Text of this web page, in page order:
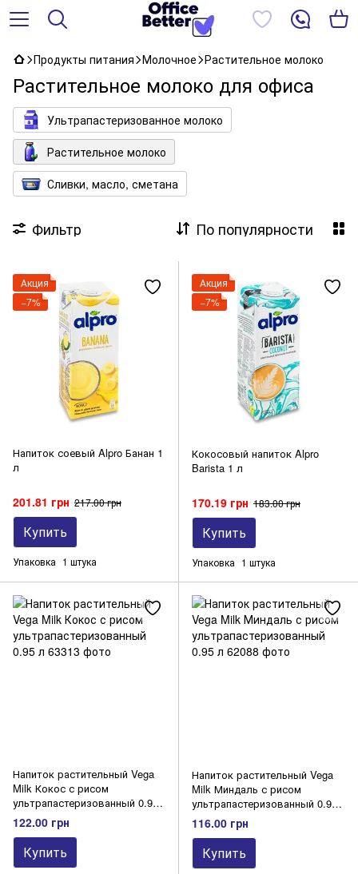
Продукты питания Молочное Растительное молоко
Растительное молоко для офиса
Ультрапастеризованное молоко
Растительное молоко
Сливки, масло, сметана
Фильтр По популярности
Акция
−7%
Напиток соевый Alpro Банан 1
л
201.81 грн 217.00 грн
Купить
Упаковка 1 штука
Акция
−7%
Кокосовый напиток Alpro
Barista 1 л
170.19 грн 183.00 грн
Купить
Упаковка 1 штука
Напиток растительный Vega
Milk Кокос с рисом
ультрапастеризованный 0.95
л
122.00 грн
Купить
Напиток растительный Vega
Milk Миндаль с рисом
ультрапастеризованный 0.95
л
116.00 грн
Купить